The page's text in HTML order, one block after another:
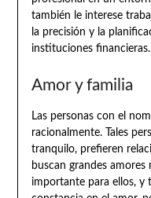
también le interese
la precisión y la
instituciones financieras.
Amor y familia
Las personas con el
racionalmente. Tales
tranquilo, prefieren
buscan grandes amores
importante para ellos, y